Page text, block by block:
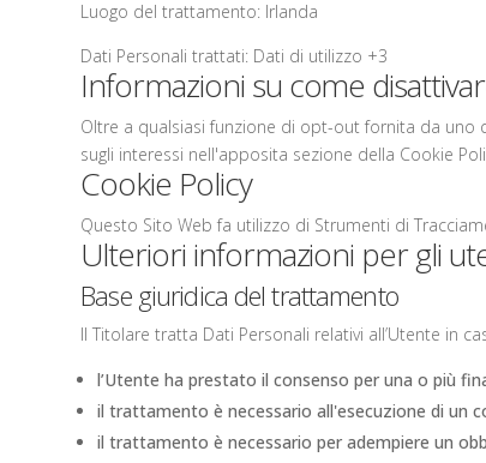
Luogo del trattamento: Irlanda
Dati Personali trattati: Dati di utilizzo +3
Informazioni su come
Oltre a qualsiasi funzione di opt-out fornita da uno
sugli interessi nell'apposita sezione della Cookie
Cookie Policy
Questo Sito Web fa utilizzo di Strumenti di
Ulteriori informazioni per gli
Base giuridica del trattamento
Il Titolare tratta Dati Personali relativi all’Utente in
l’Utente ha prestato il consenso per una o più
il trattamento è necessario all'esecuzione di un
il trattamento è necessario per adempiere un